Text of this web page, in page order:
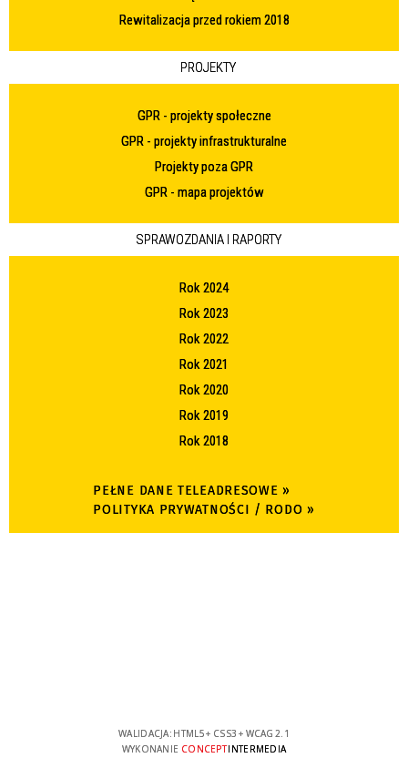
Rewitalizacja przed rokiem 2018
PROJEKTY
GPR - projekty społeczne
GPR - projekty infrastrukturalne
Projekty poza GPR
GPR - mapa projektów
SPRAWOZDANIA I RAPORTY
Rok 2024
Rok 2023
Rok 2022
Rok 2021
Rok 2020
Rok 2019
Rok 2018
PEŁNE DANE TELEADRESOWE »
POLITYKA PRYWATNOŚCI / RODO »
WALIDACJA: HTML5+ CSS3 + WCAG 2.1
WYKONANIE CONCEPTINTERMEDIA